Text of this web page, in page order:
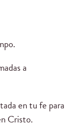
a
en tu fe para
Cristo.